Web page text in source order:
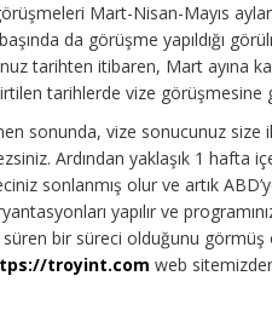
Mart-Nisan-Mayıs
da görüşme yapıldığı
tarihten itibaren, Mart ayına
tarihlerde vize görüşmesine
sonunda, vize sonucunuz size
Ardından yaklaşık 1 hafta
sonlanmış olur ve artık
yapılır ve
bir süreci olduğunu görmüş
troyint.com web